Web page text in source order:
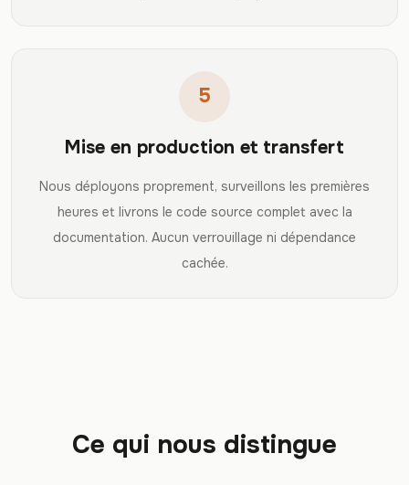
5
Mise en production et transfert
Nous déployons proprement, surveillons les premières
heures et livrons le code source complet avec la
documentation. Aucun verrouillage ni dépendance
cachée.
Ce qui nous distingue